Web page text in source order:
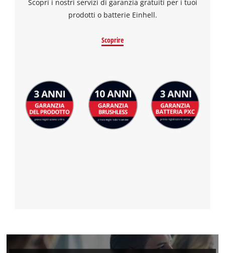
to the list of technologies used.
Scopri i nostri servizi di garanzia gratuiti per i tuoi
prodotti o batterie Einhell.
Scoprire